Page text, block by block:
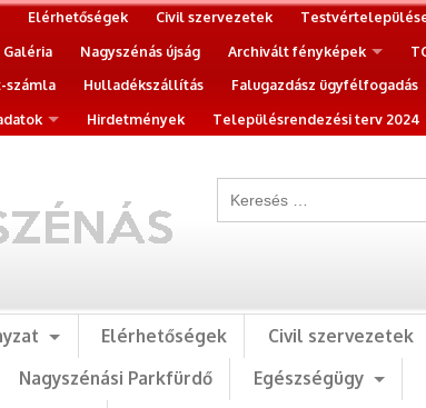
Elérhetőségek Civil szervezetek
Galéria Nagyszénás újság Archivált fényképek
számla
Hulladékszállítás Falugazdász ügyfélfogadás
Hirdetmények Településrendezési terv 2024
Elérhetőségek Civil szervezetek
Nagyszénási Parkfürdő Egészségügy